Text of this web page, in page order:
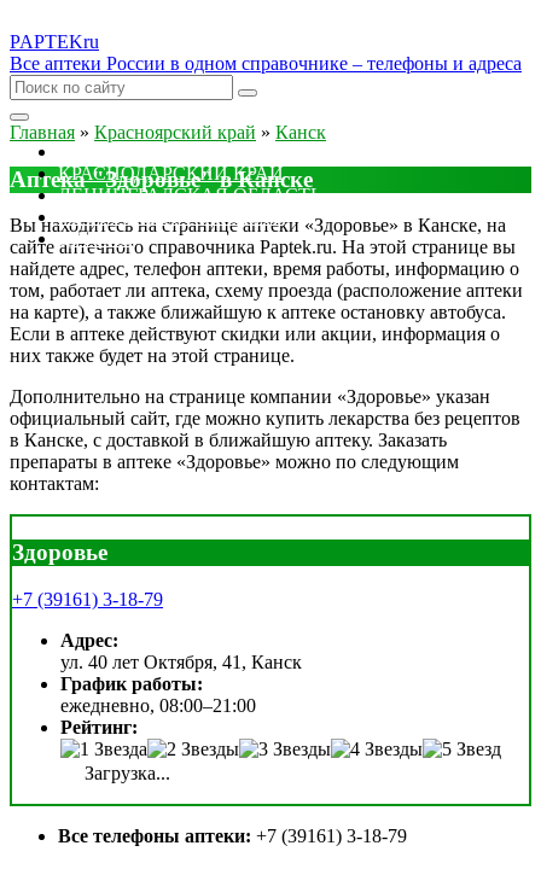
PAPTEKru
Все аптеки России в одном справочнике – телефоны и адреса
КРАСНОДАРСКИЙ КРАЙ
ЛЕНИНГРАДСКАЯ ОБЛАСТЬ
ДРУГИЕ
Главная » Красноярский край » Канск
Аптека "Здоровье" в Канске
Вы находитесь на странице аптеки «Здоровье» в Канске, на
сайте аптечного справочника Paptek.ru. На этой странице вы
найдете адрес, телефон аптеки, время работы, информацию о
том, работает ли аптека, схему проезда (расположение аптеки
на карте), а также ближайшую к аптеке остановку автобуса.
Если в аптеке действуют скидки или акции, информация о
них также будет на этой странице.
Дополнительно на странице компании «Здоровье» указан
официальный сайт, где можно купить лекарства без рецептов
в Канске, с доставкой в ближайшую аптеку. Заказать
препараты в аптеке «Здоровье» можно по следующим
контактам:
Здоровье
+7 (39161) 3-18-79
Адрес:
ул. 40 лет Октября, 41, Канск
График работы:
ежедневно, 08:00–21:00
Рейтинг:
Загрузка...
Все телефоны аптеки: +7 (39161) 3-18-79